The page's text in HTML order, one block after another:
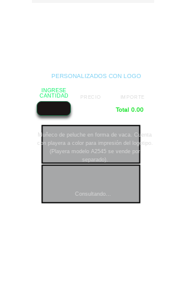
PERSONALIZADOS CON LOGO
INGRESE
CANTIDAD
Total 0.00
IMPORTE
PRECIO
Muñeco de peluche en forma de vaca. Cuenta
con playera a color para impresión del logotipo.
(Playera modelo A2545 se vende por
separado).
Consultando...